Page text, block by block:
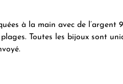
à la main avec de l’argent
Toutes les bijoux sont